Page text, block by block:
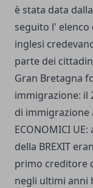
è stata data
seguito l'
inglesi
parte dei
Gran Bretagna
immigrazione: il
di immigrazione
ECONOMICI
della BREXIT
primo creditore
negli ultimi anni